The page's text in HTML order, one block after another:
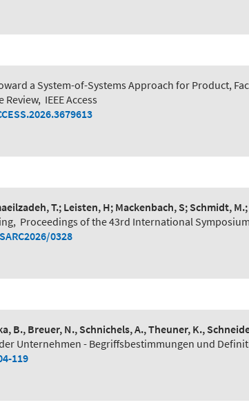
a System-of-Systems Approach for Product,
Review, IEEE Access
T.; Leisten, H; Mackenbach, S; Schmidt,
, Proceedings of the 43rd International
0328
B., Breuer, N., Schnichels, A., Theuner, K.,
Unternehmen - Begriffsbestimmungen und
119